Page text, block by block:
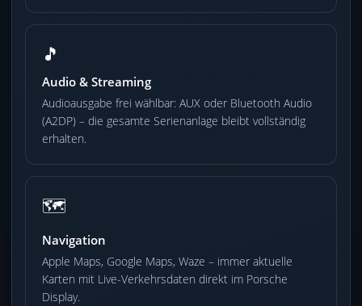
🎵
Audio & Streaming
Audioausgabe frei wählbar: AUX oder Bluetooth Audio
(A2DP) – die gesamte Serienanlage bleibt vollständig
erhalten.
🗺️
Navigation
Apple Maps, Google Maps, Waze – immer aktuelle
Karten mit Live-Verkehrsdaten direkt im Porsche
Display.